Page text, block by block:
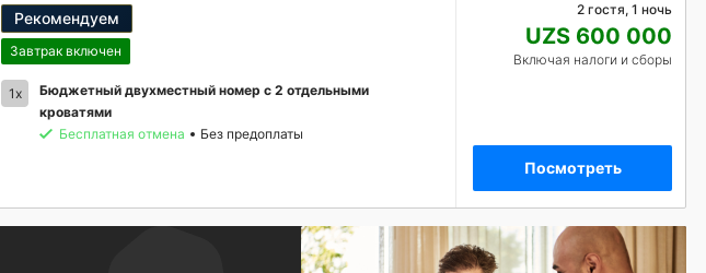
Рекомендуем
Завтрак включен
1x
Бюджетный двухместный номер с 2 отдельными
кроватями
Бесплатная отмена
Без предоплаты
2 гостя, 1 ночь
UZS 600 000
Включая налоги и сборы
Посмотреть